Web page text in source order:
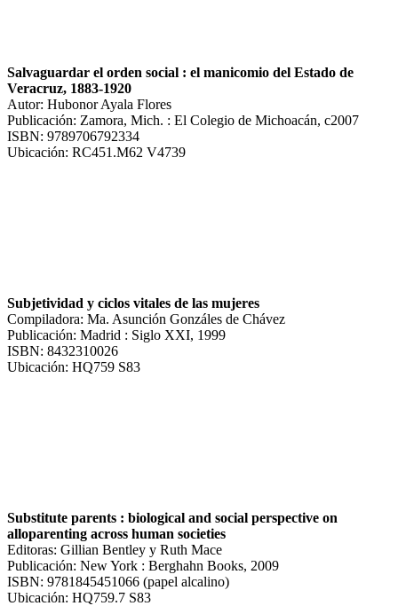
Salvaguardar el orden social : el manicomio del Estado de
Veracruz, 1883-1920
Autor: Hubonor Ayala Flores
Publicación: Zamora, Mich. : El Colegio de Michoacán, c2007
ISBN: 9789706792334
Ubicación: RC451.M62 V4739
Subjetividad y ciclos vitales de las mujeres
Compiladora: Ma. Asunción Gonzáles de Chávez
Publicación: Madrid : Siglo XXI, 1999
ISBN: 8432310026
Ubicación: HQ759 S83
Substitute parents : biological and social perspective on
alloparenting across human societies
Editoras: Gillian Bentley y Ruth Mace
Publicación: New York : Berghahn Books, 2009
ISBN: 9781845451066 (papel alcalino)
Ubicación: HQ759.7 S83